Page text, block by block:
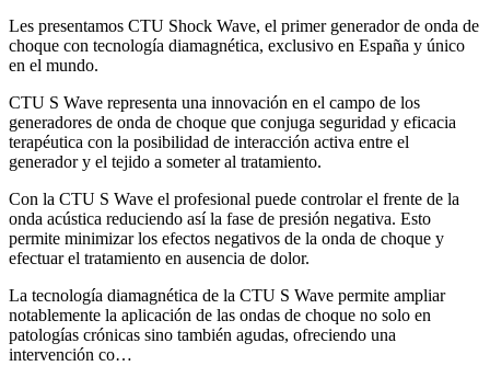
Les presentamos CTU Shock Wave, el primer generador de onda de
choque con tecnología diamagnética, exclusivo en España y único
en el mundo.
CTU S Wave representa una innovación en el campo de los
generadores de onda de choque que conjuga seguridad y eficacia
terapéutica con la posibilidad de interacción activa entre el
generador y el tejido a someter al tratamiento.
Con la CTU S Wave el profesional puede controlar el frente de la
onda acústica reduciendo así la fase de presión negativa. Esto
permite minimizar los efectos negativos de la onda de choque y
efectuar el tratamiento en ausencia de dolor.
La tecnología diamagnética de la CTU S Wave permite ampliar
notablemente la aplicación de las ondas de choque no solo en
patologías crónicas sino también agudas, ofreciendo una
intervención co…